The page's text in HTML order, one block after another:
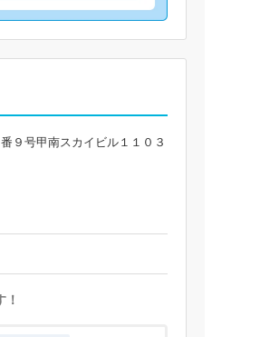
９号甲南スカイビル１１０３